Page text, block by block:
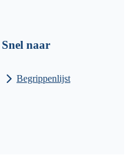
Snel naar
Begrippenlijst